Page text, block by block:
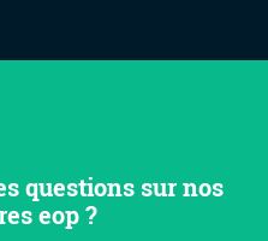
questions sur nos
eop ?